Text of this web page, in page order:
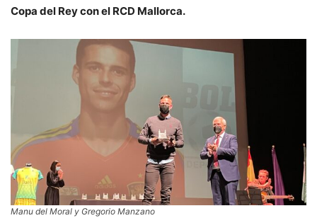
Copa del Rey con el RCD Mallorca.
Manu del Moral y Gregorio Manzano